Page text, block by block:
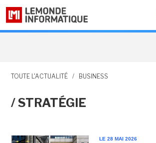
TOUTE L'ACTUALITÉ / BUSINESS
/ STRATÉGIE
LE 28 MAI 2026